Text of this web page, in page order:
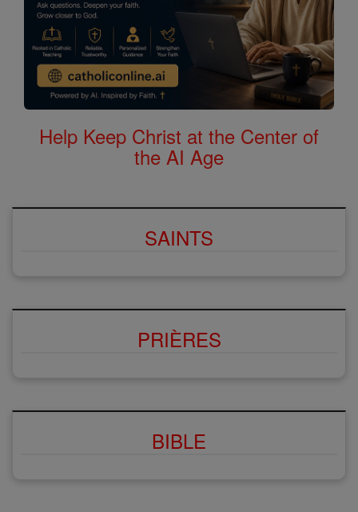
Help Keep Christ at the Center of
the AI Age
SAINTS
PRIÈRES
BIBLE